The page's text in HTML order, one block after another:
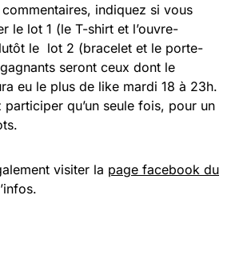
indiquez si vous
le lot 1 (le T-shirt et l’ouvre-
le lot 2 (bracelet et le porte-
seront ceux dont le
eu le plus de like mardi 18 à 23h.
participer qu’un seule fois, pour un
visiter la page facebook du